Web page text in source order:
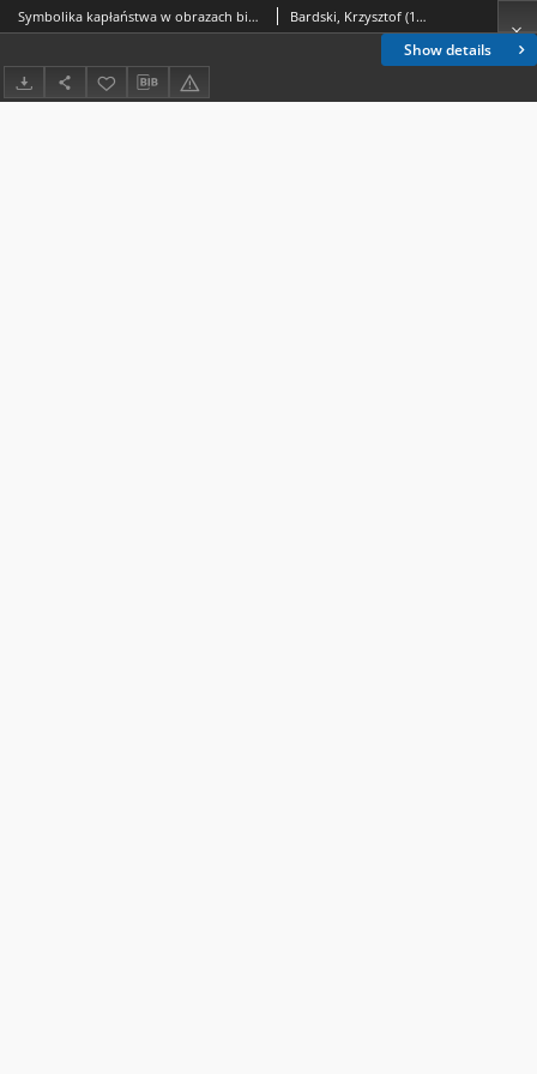
Show details
Symbolika kapłaństwa w obrazach biblijnych Bardski, Krzysztof (1962- )